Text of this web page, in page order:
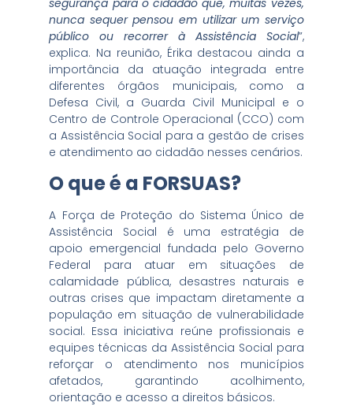
segurança para o cidadão que, muitas vezes,
nunca sequer pensou em utilizar um serviço
público ou recorrer à Assistência Social”,
explica. Na reunião, Érika destacou ainda a
importância da atuação integrada entre
diferentes órgãos municipais, como a
Defesa Civil, a Guarda Civil Municipal e o
Centro de Controle Operacional (CCO) com
a Assistência Social para a gestão de crises
e atendimento ao cidadão nesses cenários.
O que é a FORSUAS?
A Força de Proteção do Sistema Único de
Assistência Social é uma estratégia de
apoio emergencial fundada pelo Governo
Federal para atuar em situações de
calamidade pública, desastres naturais e
outras crises que impactam diretamente a
população em situação de vulnerabilidade
social. Essa iniciativa reúne profissionais e
equipes técnicas da Assistência Social para
reforçar o atendimento nos municípios
afetados, garantindo acolhimento,
orientação e acesso a direitos básicos.